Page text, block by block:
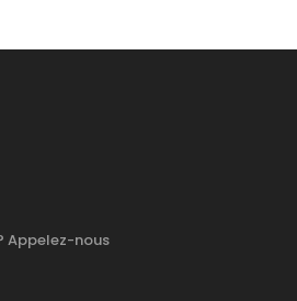
Appelez-nous